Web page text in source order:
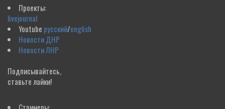
Проекты:
livejournal
Youtube русский/english
Новости ДНР
Новости ЛНР
Подписывайтесь,
ставьте лайки!